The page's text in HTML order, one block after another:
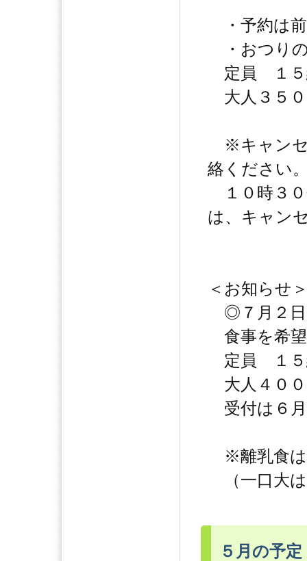
・予約は
・おつり
定員 １５
大人３５０
※キャンセ
絡ください
１０時３０
は、キャン
＜お知らせ
◎７月２日
食事を希
定員 １５
大人４００
受付は６
※離乳食は
（一口大
５月の予